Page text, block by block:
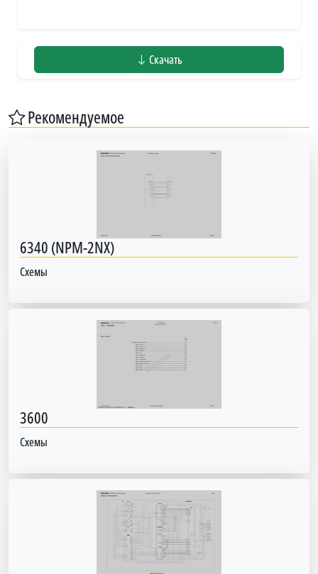
Скачать
Рекомендуемое
6340 (NPM-2NX)
Схемы
3600
Схемы